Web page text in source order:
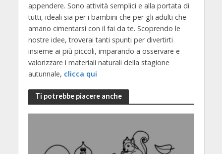
appendere. Sono attività semplici e alla portata di
tutti, ideali sia per i bambini che per gli adulti che
amano cimentarsi con il fai da te. Scoprendo le
nostre idee, troverai tanti spunti per divertirti
insieme ai più piccoli, imparando a osservare e
valorizzare i materiali naturali della stagione
autunnale, clicca qui
Ti potrebbe piacere anche